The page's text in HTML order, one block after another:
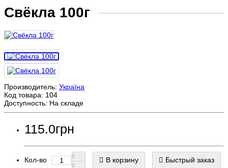
Свёкла 100г
Производитель: Україна
Код товара: 104
Доступность: На складе
115.0грн
Кол-во В корзину
Быстрый заказ